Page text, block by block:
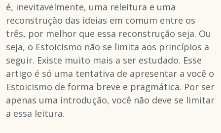
é, inevitavelmente, uma releitura e uma
reconstrução das ideias em comum entre os
três, por melhor que essa reconstrução seja. Ou
seja, o Estoicismo não se limita aos princípios a
seguir. Existe muito mais a ser estudado. Esse
artigo é só uma tentativa de apresentar a você o
Estoicismo de forma breve e pragmática. Por ser
apenas uma introdução, você não deve se limitar
a essa leitura.